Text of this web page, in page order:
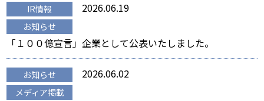
IR情報
お知らせ
2026.06.19
「１００億宣言」企業として公表いたしました。
お知らせ
メディア掲載
2026.06.02